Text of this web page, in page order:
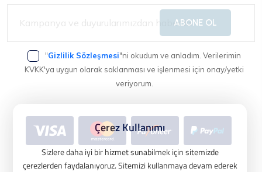
ABONE OL
"Gizlilik Sözleşmesi"ni okudum ve anladım. Verilerimin
KVKK'ya uygun olarak saklanması ve işlenmesi için onay/yetki
veriyorum.
Çerez Kullanımı
Sizlere daha iyi bir hizmet sunabilmek için sitemizde
çerezlerden faydalanıyoruz. Sitemizi kullanmaya devam ederek